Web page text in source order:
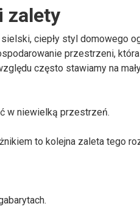
zalety
ciepły styl domowego
przestrzeni, która
często stawiamy na
w niewielką przestrzeń.
to kolejna zaleta tego